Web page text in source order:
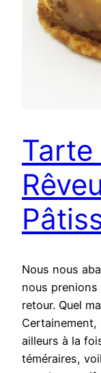
Tarte
Nous nous
nous
retour. Quel
Certainement,
ailleurs à la
téméraires,